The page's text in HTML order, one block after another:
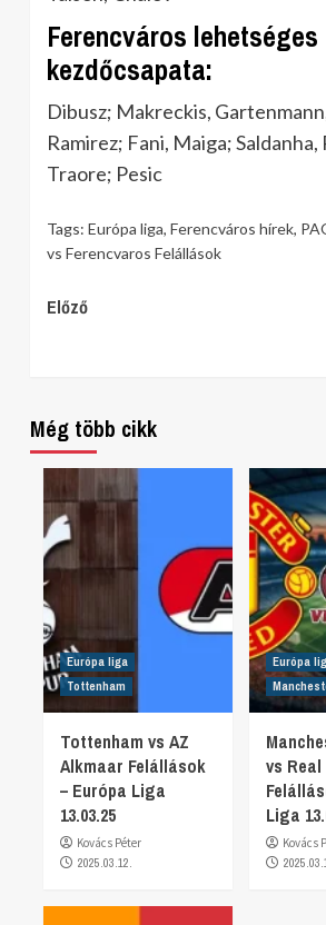
Ferencváros lehetséges
kezdőcsapata:
Dibusz; Makreckis,
Ramirez; Fani, Maiga; Saldanha,
Traore; Pesic
Tags: Európa liga, Ferencváros hírek,
vs Ferencvaros Felállások
Continue
Előző
Még több cikk
Európa liga
Tottenham
Tottenham vs AZ
Alkmaar Felállások
– Európa Liga
13.03.25
Kovács Péter
2025.03.12.
Európa
vs
Liga
Kovács